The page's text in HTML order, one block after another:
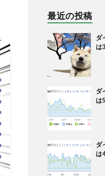
最近の投稿
ダ
は
ダ
は
ダ
は